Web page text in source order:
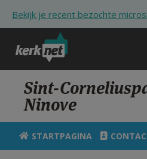
Bekijk je recent bezochte
STARTPAGINA
KERK
VIERINGEN
Sint-
Ninove
STARTPAGINA